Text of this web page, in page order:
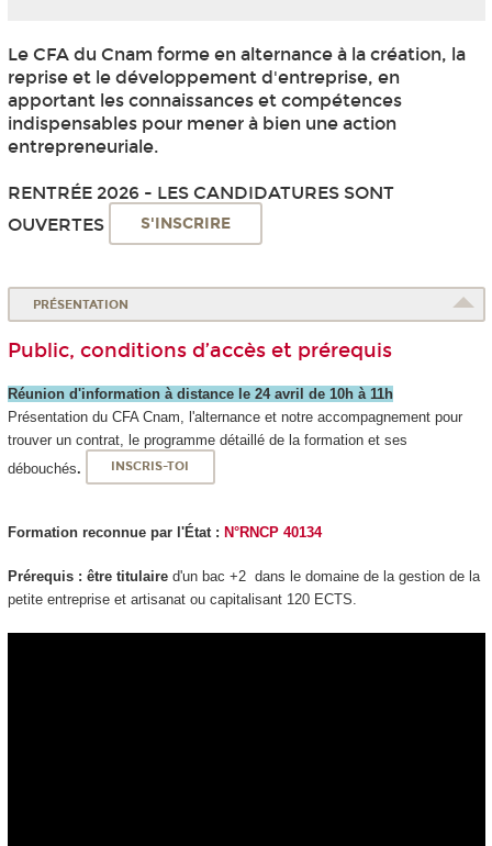
Le CFA du Cnam forme en alternance à la création, la
reprise et le développement d'entreprise, en
apportant les connaissances et compétences
indispensables pour mener à bien une action
entrepreneuriale.
RENTRÉE 2026 - LES CANDIDATURES SONT
OUVERTES
S'INSCRIRE
PRÉSENTATION
Public, conditions d’accès et prérequis
Réunion d'information à distance le 24 avril de 10h à 11h
Présentation du CFA Cnam, l'alternance et notre accompagnement pour
trouver un contrat, le programme détaillé de la formation et ses
débouchés. INSCRIS-TOI
Formation reconnue par l'État : N°RNCP 40134
Prérequis : être titulaire d'un bac +2 dans le domaine de la gestion de la
petite entreprise et artisanat ou capitalisant 120 ECTS.